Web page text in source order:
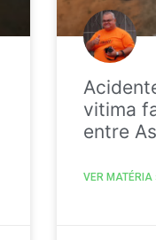
vitima
entre
VER MATÉRIA